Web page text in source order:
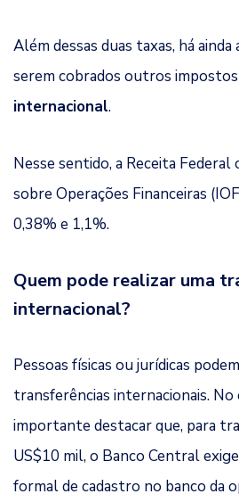
Além dessas duas taxas, há ainda
serem cobrados outros
internacional.
Nesse sentido, a Receita
sobre Operações Financeiras
0,38% e 1,1%.
Quem pode realizar uma
internacional?
Pessoas físicas ou jurídicas
transferências internacionais.
importante destacar que, para
US$10 mil, o Banco Central
formal de cadastro no banco da